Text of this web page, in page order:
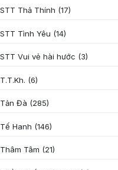
STT Thả Thính (17)
STT Tình Yêu (14)
STT Vui vẻ hài hước (3)
T.T.Kh. (6)
Tản Đà (285)
Tế Hanh (146)
Thâm Tâm (21)